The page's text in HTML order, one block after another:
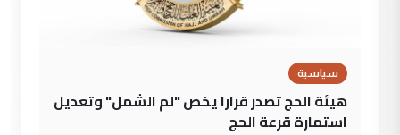
سياسية
هيئة الحج تصدر قرارا يخص "لم الشمل" وتعديل
استمارة قرعة الحج